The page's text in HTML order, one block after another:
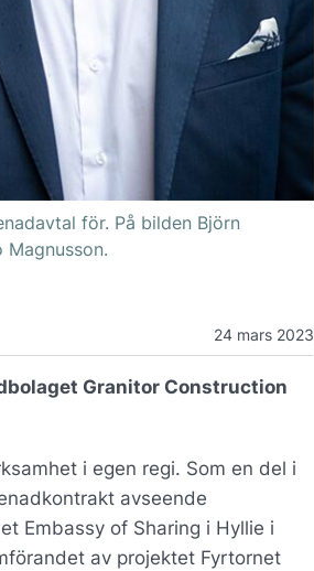
för. På bilden Björn
24 mars 2023
Granitor Construction
i egen regi. Som en del i
avseende
Embassy of Sharing i Hyllie i
av projektet Fyrtornet